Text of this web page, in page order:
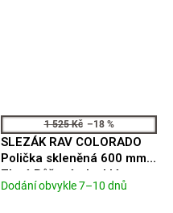
1 525 Kč –18 %
SLEZÁK RAV COLORADO
Polička skleněná 600 mm,
Zlatá Růžová - lesklá
COA0900/60ZRL
Průměrné
Dodání obvykle 7–10 dnů